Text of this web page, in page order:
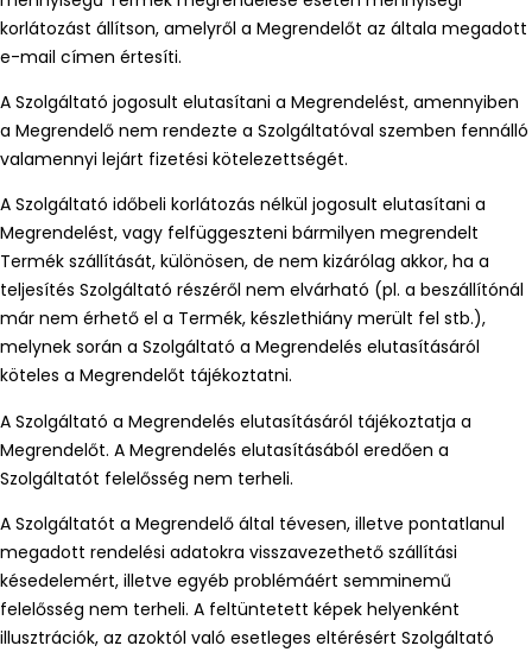
korlátozást állítson, amelyről a Megrendelőt az általa megadott
e-mail címen értesíti.
A Szolgáltató jogosult elutasítani a Megrendelést, amennyiben
a Megrendelő nem rendezte a Szolgáltatóval szemben fennálló
valamennyi lejárt fizetési kötelezettségét.
A Szolgáltató időbeli korlátozás nélkül jogosult elutasítani a
Megrendelést, vagy felfüggeszteni bármilyen megrendelt
Termék szállítását, különösen, de nem kizárólag akkor, ha a
teljesítés Szolgáltató részéről nem elvárható (pl. a beszállítónál
már nem érhető el a Termék, készlethiány merült fel stb.),
melynek során a Szolgáltató a Megrendelés elutasításáról
köteles a Megrendelőt tájékoztatni.
A Szolgáltató a Megrendelés elutasításáról tájékoztatja a
Megrendelőt. A Megrendelés elutasításából eredően a
Szolgáltatót felelősség nem terheli.
A Szolgáltatót a Megrendelő által tévesen, illetve pontatlanul
megadott rendelési adatokra visszavezethető szállítási
késedelemért, illetve egyéb problémáért semminemű
felelősség nem terheli. A feltüntetett képek helyenként
illusztrációk, az azoktól való esetleges eltérésért Szolgáltató